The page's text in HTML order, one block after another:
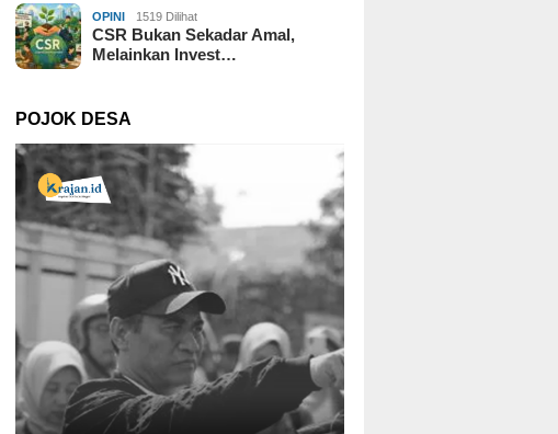
OPINI 1519 Dilihat
CSR Bukan Sekadar Amal,
Melainkan Invest…
POJOK DESA